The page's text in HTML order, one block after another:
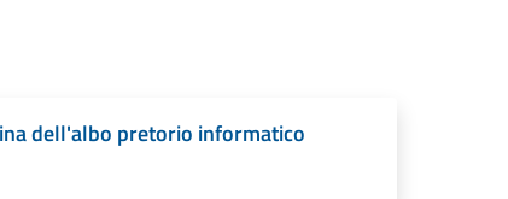
dell'albo pretorio informatico